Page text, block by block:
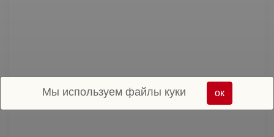
Мы используем файлы куки ок